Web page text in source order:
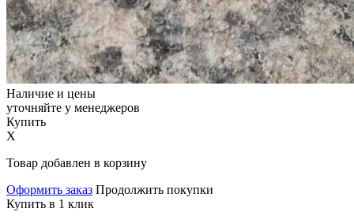
Наличие и цены
уточняйте у менеджеров
Купить
X
Товар добавлен в корзину
Оформить заказ Продолжить покупки
Купить в 1 клик